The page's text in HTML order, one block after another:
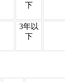
下
3年以
下